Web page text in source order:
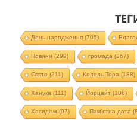
День народження(705)
Новини (299) громада (267)
Свято (211) Колель Тора (188)
Ханука (111) Йорцайт (108)
Хасидізм (97) Пам'ятна дата